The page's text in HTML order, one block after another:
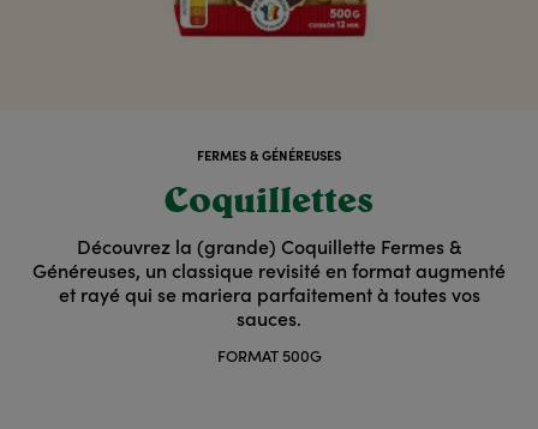
FERMES & GÉNÉREUSES
Coquillettes
Découvrez la (grande) Coquillette Fermes &
Généreuses, un classique revisité en format augmenté
et rayé qui se mariera parfaitement à toutes vos
sauces.
FORMAT 500G